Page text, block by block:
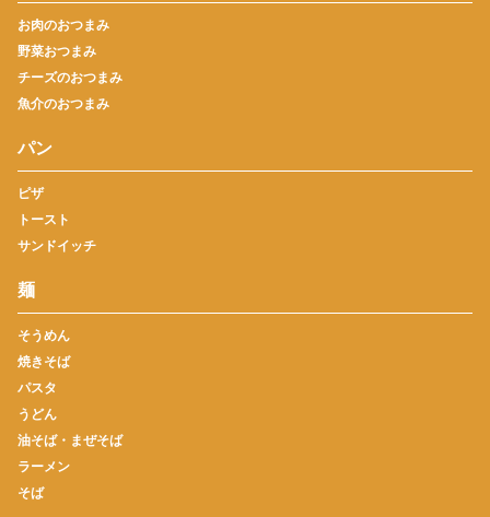
お肉のおつまみ
野菜おつまみ
チーズのおつまみ
魚介のおつまみ
パン
ピザ
トースト
サンドイッチ
麺
そうめん
焼きそば
パスタ
うどん
油そば・まぜそば
ラーメン
そば